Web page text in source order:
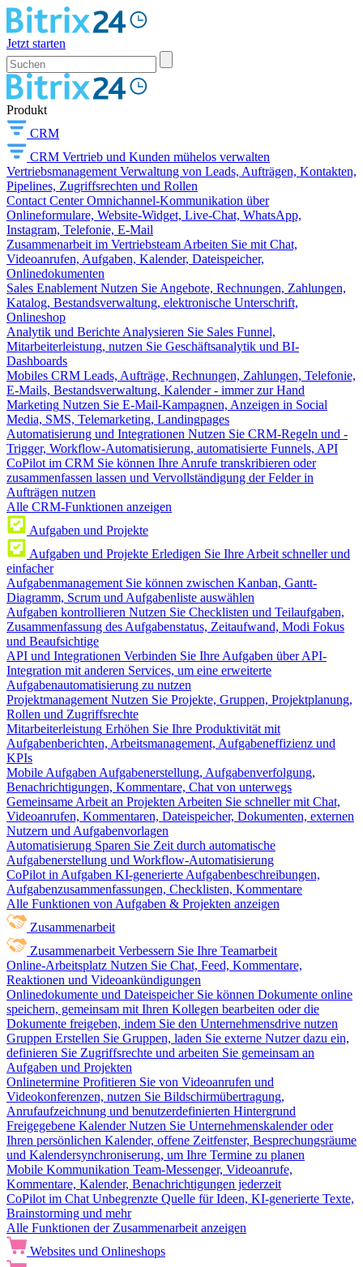
Jetzt starten
Produkt
CRM
CRM Vertrieb und Kunden mühelos verwalten
Vertriebsmanagement Verwaltung von Leads, Aufträgen, Kontakten,
Pipelines, Zugriffsrechten und Rollen
Contact Center Omnichannel-Kommunikation über
Onlineformulare, Website-Widget, Live-Chat, WhatsApp,
Instagram, Telefonie, E-Mail
Zusammenarbeit im Vertriebsteam Arbeiten Sie mit Chat,
Videoanrufen, Aufgaben, Kalender, Dateispeicher,
Onlinedokumenten
Sales Enablement Nutzen Sie Angebote, Rechnungen, Zahlungen,
Katalog, Bestandsverwaltung, elektronische Unterschrift,
Onlineshop
Analytik und Berichte Analysieren Sie Sales Funnel,
Mitarbeiterleistung, nutzen Sie Geschäftsanalytik und BI-
Dashboards
Mobiles CRM Leads, Aufträge, Rechnungen, Zahlungen, Telefonie,
E-Mails, Bestandsverwaltung, Kalender - immer zur Hand
Marketing Nutzen Sie E-Mail-Kampagnen, Anzeigen in Social
Media, SMS, Telemarketing, Landingpages
Automatisierung und Integrationen Nutzen Sie CRM-Regeln und -
Trigger, Workflow-Automatisierung, automatisierte Funnels, API
CoPilot im CRM Sie können Ihre Anrufe transkribieren oder
zusammenfassen lassen und Vervollständigung der Felder in
Aufträgen nutzen
Alle CRM-Funktionen anzeigen
Aufgaben und Projekte
Aufgaben und Projekte Erledigen Sie Ihre Arbeit schneller und
einfacher
Aufgabenmanagement Sie können zwischen Kanban, Gantt-
Diagramm, Scrum und Aufgabenliste auswählen
Aufgaben kontrollieren Nutzen Sie Checklisten und Teilaufgaben,
Zusammenfassung des Aufgabenstatus, Zeitaufwand, Modi Fokus
und Beaufsichtige
API und Integrationen Verbinden Sie Ihre Aufgaben über API-
Integration mit anderen Services, um eine erweiterte
Aufgabenautomatisierung zu nutzen
Projektmanagement Nutzen Sie Projekte, Gruppen, Projektplanung,
Rollen und Zugriffsrechte
Mitarbeiterleistung Erhöhen Sie Ihre Produktivität mit
Aufgabenberichten, Arbeitsmanagement, Aufgabeneffizienz und
KPIs
Mobile Aufgaben Aufgabenerstellung, Aufgabenverfolgung,
Benachrichtigungen, Kommentare, Chat von unterwegs
Gemeinsame Arbeit an Projekten Arbeiten Sie schneller mit Chat,
Videoanrufen, Kommentaren, Dateispeicher, Dokumenten, externen
Nutzern und Aufgabenvorlagen
Automatisierung Sparen Sie Zeit durch automatische
Aufgabenerstellung und Workflow-Automatisierung
CoPilot in Aufgaben KI-generierte Aufgabenbeschreibungen,
Aufgabenzusammenfassungen, Checklisten, Kommentare
Alle Funktionen von Aufgaben & Projekten anzeigen
Zusammenarbeit
Zusammenarbeit Verbessern Sie Ihre Teamarbeit
Online-Arbeitsplatz Nutzen Sie Chat, Feed, Kommentare,
Reaktionen und Videoankündigungen
Onlinedokumente und Dateispeicher Sie können Dokumente online
speichern, gemeinsam mit Ihren Kollegen bearbeiten oder die
Dokumente freigeben, indem Sie den Unternehmensdrive nutzen
Gruppen Erstellen Sie Gruppen, laden Sie externe Nutzer dazu ein,
definieren Sie Zugriffsrechte und arbeiten Sie gemeinsam an
Aufgaben und Projekten
Onlinetermine Profitieren Sie von Videoanrufen und
Videokonferenzen, nutzen Sie Bildschirmübertragung,
Anrufaufzeichnung und benutzerdefinierten Hintergrund
Freigegebene Kalender Nutzen Sie Unternehmenskalender oder
Ihren persönlichen Kalender, offene Zeitfenster, Besprechungsräume
und Kalendersynchroniserung, um Ihre Termine zu planen
Mobile Kommunikation Team-Messenger, Videoanrufe,
Kommentare, Kalender, Benachrichtigungen jederzeit
CoPilot im Chat Unbegrenzte Quelle für Ideen, KI-generierte Texte,
Brainstorming und mehr
Alle Funktionen der Zusammenarbeit anzeigen
Websites und Onlineshops